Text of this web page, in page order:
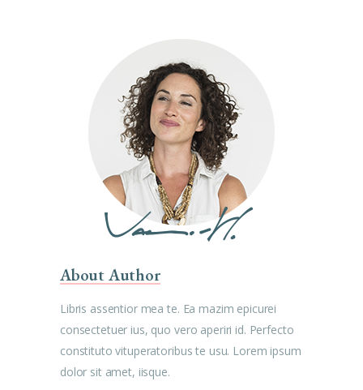
About Author
Libris assentior mea te. Ea mazim epicurei
consectetuer ius, quo vero aperiri id. Perfecto
constituto vituperatoribus te usu. Lorem ipsum
dolor sit amet, iisque.